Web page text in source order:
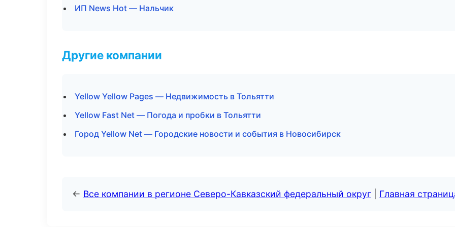
ИП News Hot — Нальчик
Другие компании
Yellow Yellow Pages — Недвижимость в Тольятти
Yellow Fast Net — Погода и пробки в Тольятти
Город Yellow Net — Городские новости и события в Новосибирск
← Все компании в регионе Северо-Кавказский федеральный округ Главная